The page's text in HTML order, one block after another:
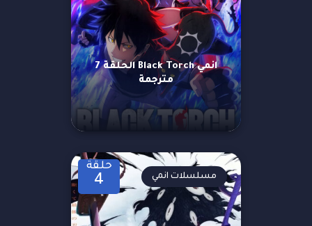
انمي Black Torch الحلقة 7
مترجمة
حلقة
4 مسلسلات انمي